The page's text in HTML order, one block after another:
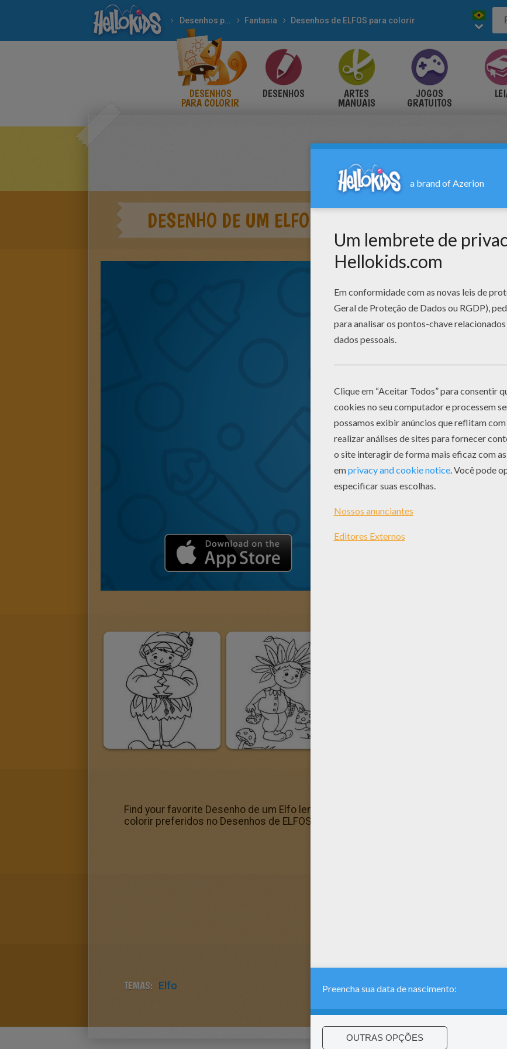
Desenhos para colorir Fantasia Desenhos de ELFOS para colorir
DESENHOS
PARA COLORIR
DESENHOS ARTES
MANUAIS
JOGOS
GRATUITOS
DESENHO DE UM ELFO LENDO PARA COLORIR
Find your favorite Desenho de um Elfo lendo para colorir in Desenhos de ELFOS
colorir preferidos no Desenhos de ELFOS para colorir. Divirta-se colorindo com as
TEMAS: Elfo